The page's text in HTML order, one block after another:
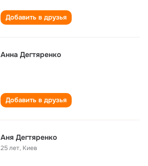
Добавить в друзья
Анна Дегтяренко
Добавить в друзья
Аня Дегтяренко
25 лет, Киев